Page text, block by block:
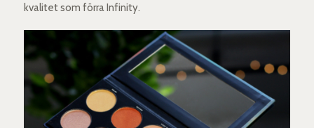
kvalitet som förra Infinity.